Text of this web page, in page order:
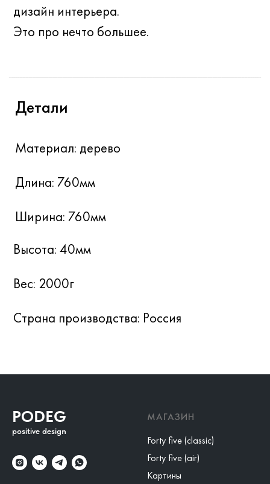
PODEG
positive design
МАГАЗИН
Forty five (classic)
Forty five (air)
Картины